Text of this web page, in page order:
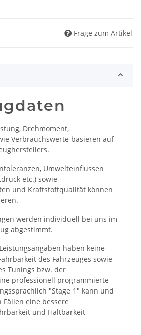
Frage zum Artikel
Drehmoment,
Verbrauchswerte basieren auf
Umwelteinflüssen
etc.) sowie
und Kraftstoffqualität können
werden individuell bei uns im
abgestimmt.
haben keine
des Fahrzeuges sowie
Tunings bzw. der
professionell programmierte
"Stage 1" kann und
eine bessere
und Haltbarkeit